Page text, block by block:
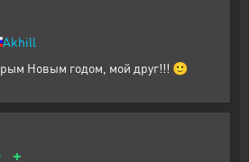
Akhill
Новым годом, мой друг!!! 🙂
+